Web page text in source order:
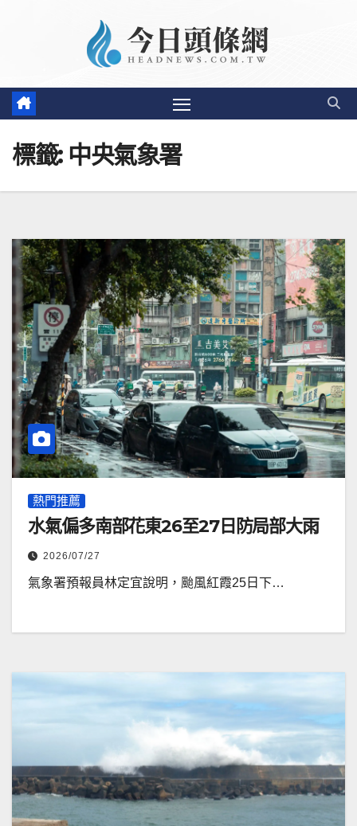
標籤: 中央氣象署
熱門推薦
水氣偏多南部花東26至27日防局部大雨
2026/07/27
氣象署預報員林定宜說明，颱風紅霞25日下…